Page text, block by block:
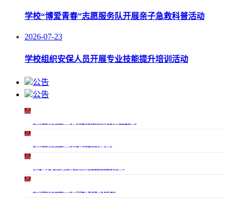
学校“博爱青春”志愿服务队开展亲子急救科普活动
2026-07-23
学校组织安保人员开展专业技能提升培训活动
公告
公告
28
2026-
常州工程职业技术学院2026年公开招聘专职辅导员和马克思主义学院教师公告
01
2026-
常州工程职业技术学院2026年长期公开招聘高层次人才公告
22
2026-
关于第十五届“挑战杯”中国大学生创业计划竞赛推报国赛项目的公示
06
2026-
常州工程职业技术学院2026年公开招聘人事代理人员考核通知